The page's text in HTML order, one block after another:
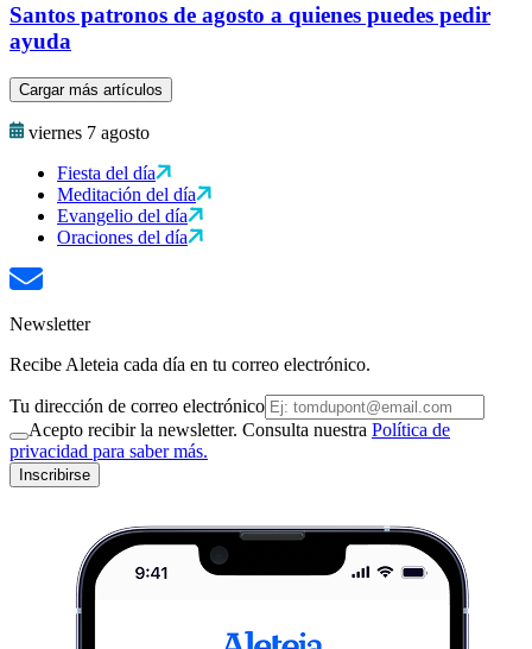
Santos patronos de agosto a quienes puedes pedir
ayuda
Cargar más artículos
viernes 7 agosto
Fiesta del día
Meditación del día
Evangelio del día
Oraciones del día
Newsletter
Recibe Aleteia cada día en tu correo electrónico.
Tu dirección de correo electrónico
Acepto recibir la newsletter. Consulta nuestra Política de
privacidad para saber más.
Inscribirse